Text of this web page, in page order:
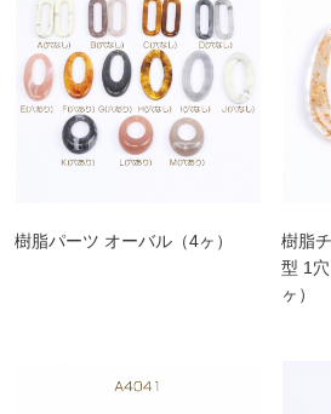
樹脂パーツ オーバル（4ヶ）
樹脂
型 1
ヶ）